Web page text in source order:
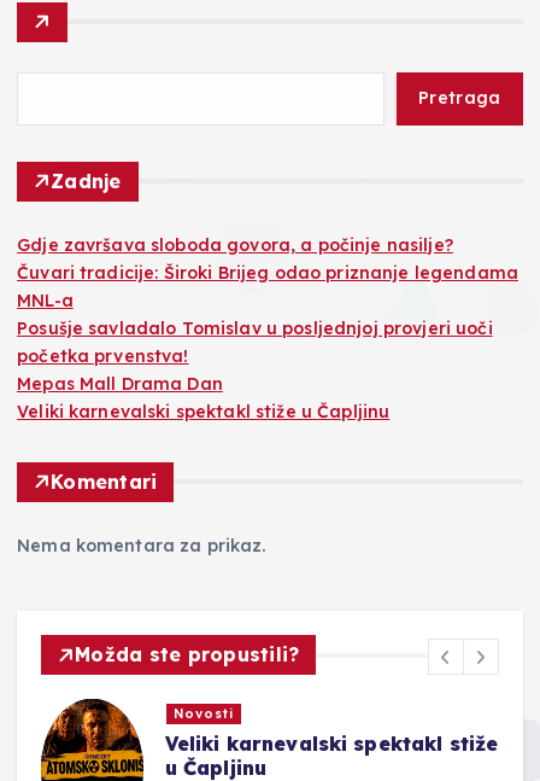
Pretraga
Zadnje
Gdje završava sloboda govora, a počinje nasilje?
Čuvari tradicije: Široki Brijeg odao priznanje legendama
MNL-a
Posušje savladalo Tomislav u posljednjoj provjeri uoči
početka prvenstva!
Mepas Mall Drama Dan
Veliki karnevalski spektakl stiže u Čapljinu
Komentari
Nema komentara za prikaz.
Možda ste propustili?
Novosti
Veliki karnevalski spektakl stiže
u Čapljinu